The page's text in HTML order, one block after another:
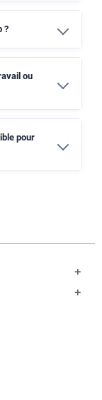
add
add
?
ou
pour